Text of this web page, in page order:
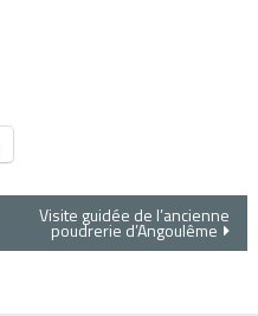
Visite guidée de l’ancienne
poudrerie d’Angoulême